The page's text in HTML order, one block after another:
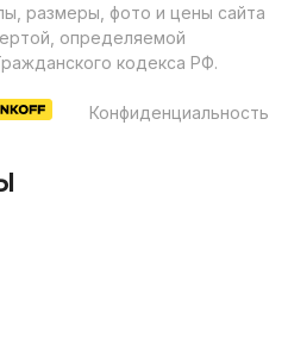
размеры, фото и цены сайта
определяемой
кодекса РФ.
Конфиденциальность